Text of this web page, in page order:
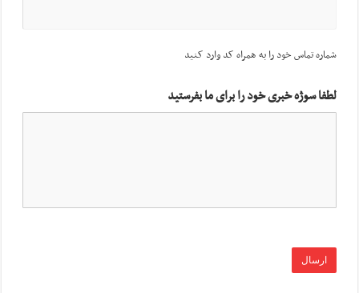
شماره تماس خود را به همراه کد وارد کنید
لطفا سوژه خبری خود را برای ما بفرستید